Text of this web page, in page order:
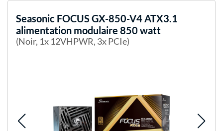
Seasonic FOCUS GX-850-V4 ATX3.1
alimentation modulaire 850 watt
(Noir, 1x 12VHPWR, 3x PCIe)